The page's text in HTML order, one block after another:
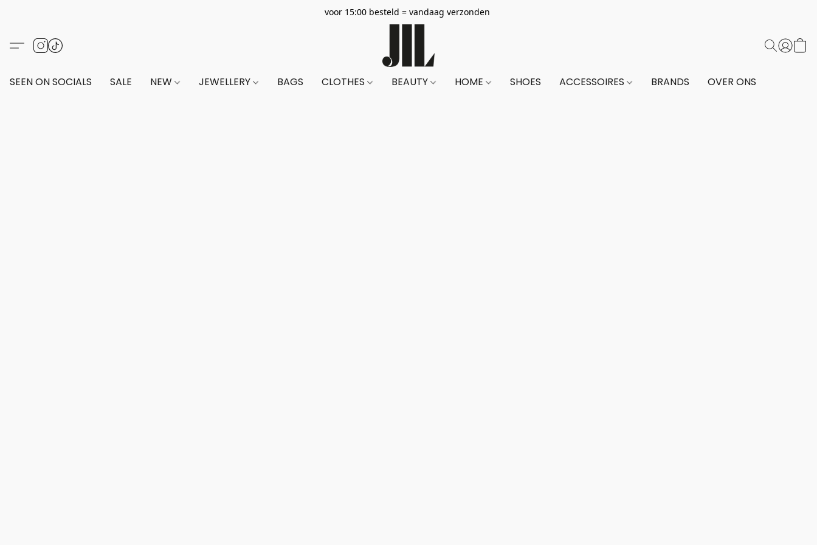
voor 15:00 besteld = vandaag verzonden
SEEN ON SOCIALS SALE NEW JEWELLERY BAGS CLOTHES BEAUTY HOME SHOES ACCESSOIRES BRANDS OVER ONS